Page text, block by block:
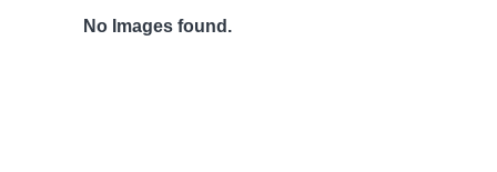
No Images found.